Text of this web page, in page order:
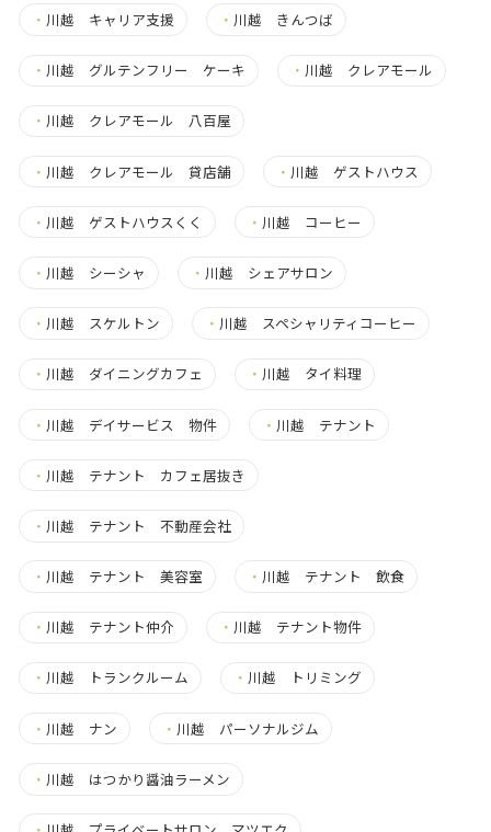
・ 川越 キャリア支援 ・ 川越 きんつば
・ 川越 グルテンフリー ケーキ ・ 川越 クレアモール
・ 川越 クレアモール 八百屋
・ 川越 クレアモール 貸店舗 ・ 川越 ゲストハウス
・ 川越 ゲストハウスくく ・ 川越 コーヒー
・ 川越 シーシャ ・ 川越 シェアサロン
・ 川越 スケルトン ・ 川越 スペシャリティコーヒー
・ 川越 ダイニングカフェ ・ 川越 タイ料理
・ 川越 デイサービス 物件 ・ 川越 テナント
・ 川越 テナント カフェ居抜き
・ 川越 テナント 不動産会社
・ 川越 テナント 美容室 ・ 川越 テナント 飲食
・ 川越 テナント仲介 ・ 川越 テナント物件
・ 川越 トランクルーム ・ 川越 トリミング
・ 川越 ナン ・ 川越 パーソナルジム
・ 川越 はつかり醤油ラーメン